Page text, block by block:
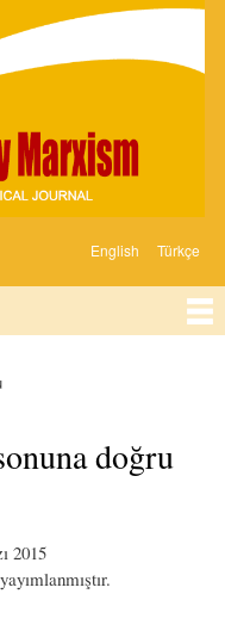
English Türkçe
doğru
2015
yayımlanmıştır.